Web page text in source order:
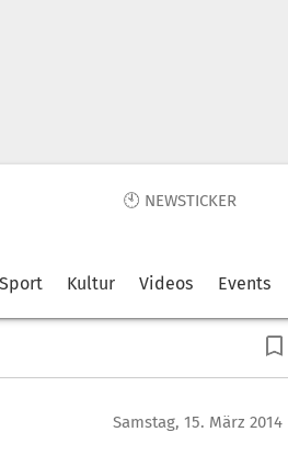
🕙 NEWSTICKER
Sport Kultur Videos Events
Samstag, 15. März 2014